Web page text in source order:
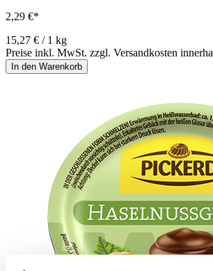
2,29 €*
15,27 € / 1 kg
Preise inkl. MwSt. zzgl. Versandkosten
In den Warenkorb